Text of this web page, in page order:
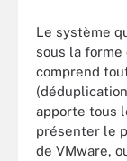
Le système
sous la forme
comprend
apporte tous
présenter le
de VMware,